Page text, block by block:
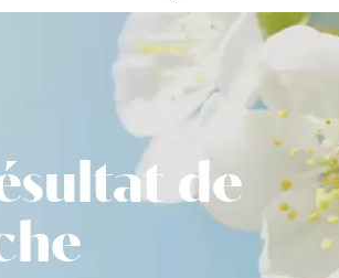
de